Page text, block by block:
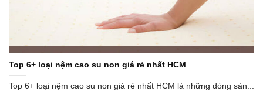
Top 6+ loại nệm cao su non giá rẻ nhất HCM
Top 6+ loại nệm cao su non giá rẻ nhất HCM là những dòng sản...